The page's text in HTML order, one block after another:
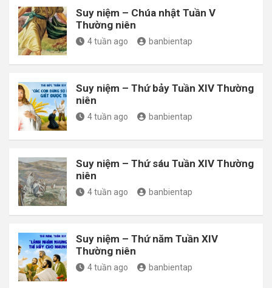
Suy niệm – Chúa nhật Tuần V
Thường niên
4 tuần ago banbientap
Suy niệm – Thứ bảy Tuần XIV Thường
niên
4 tuần ago banbientap
Suy niệm – Thứ sáu Tuần XIV Thường
niên
4 tuần ago banbientap
Suy niệm – Thứ năm Tuần XIV
Thường niên
4 tuần ago banbientap